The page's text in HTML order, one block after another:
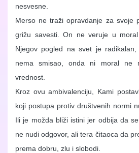
nesvesne.
Merso ne traži opravdanje za svoje
grižu savesti. On ne veruje u
Njegov pogled na svet je
nema smisao, onda ni moral ne
vrednost.
Kroz ovu ambivalenciju, Kami
koji postupa protiv društvenih normi
Ili je možda bliži istini jer odbija da
ne nudi odgovor, ali tera čitaoca da
prema dobru, zlu i slobodi.